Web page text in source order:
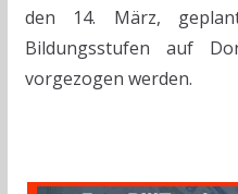
den 14. März,
Bildungsstufen auf
vorgezogen werden.